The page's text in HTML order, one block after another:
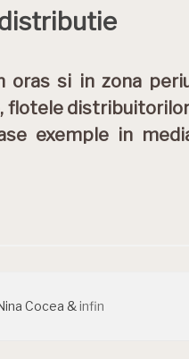
si in zona
flotele
exemple in
Cocea &infin